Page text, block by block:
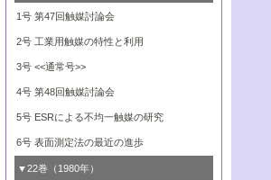
8号 触媒学会創立30周年記念 創立30周年
にあたって/触媒学会創立30周年記念 触媒
化学の現状と展望
7号 電極の応用と機能をさぐる
4号 活性点の構造と機能
5号 第54回触媒討論会
6号 固体，錯体および生体触媒による簡単
3号 希土類元素化合物の触媒作用
4号 <<通常号>>
5号 第52回触媒討論会
6号 触媒・酵素の特異性とセンサー
2号 <<通常号>>
3号 Rhを越えられるか
4号 第50回触媒討論会
5号 <<通常号>>
6号 <<通常号>>
1号 第47回触媒討論会
2号 工業用触媒の特性と利用
3号 <<通常号>>
4号 第48回触媒討論会
5号 ESRによる不均一触媒の研究
6号 表面測定法の最近の進歩
▼22巻（1980年）